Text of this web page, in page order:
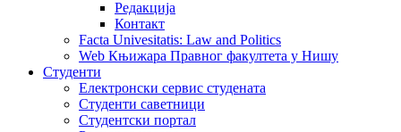
Редакција
Контакт
Facta Univesitatis: Law and Politics
Web Књижара Правног факултета у Нишу
Студенти
Електронски сервис студената
Студенти саветници
Студентски портал